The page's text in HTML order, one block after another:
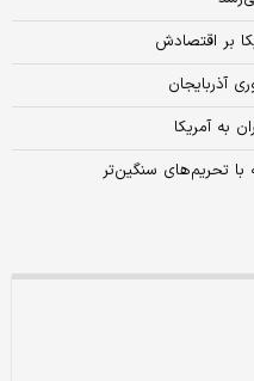
بر اقتصادش
آذربایجان
به آمریکا
با تحریم‌های سنگین‌تر